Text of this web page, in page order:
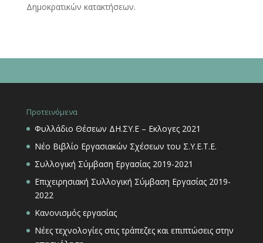
Δημοκρατικών κατακτήσεων.
Προτεινόμενα
Φυλλάδιο Θέσεων ΔΗ.ΣΥ.Ε – Εκλογες 2021
Νέο Βιβλίο Εργασιακών Σχέσεων του Σ.Υ.Ε.Τ.Ε.
Συλλογική Σύμβαση Εργασίας 2019-2021
Επιχειρησιακή Συλλογική Σύμβαση Εργασίας 2019-
2022
Κανονισμός εργασίας
Νέες τεχνολογίες στις τράπεζες και επιπτώσεις στην